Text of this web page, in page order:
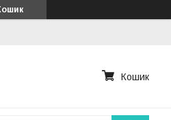
Кошик